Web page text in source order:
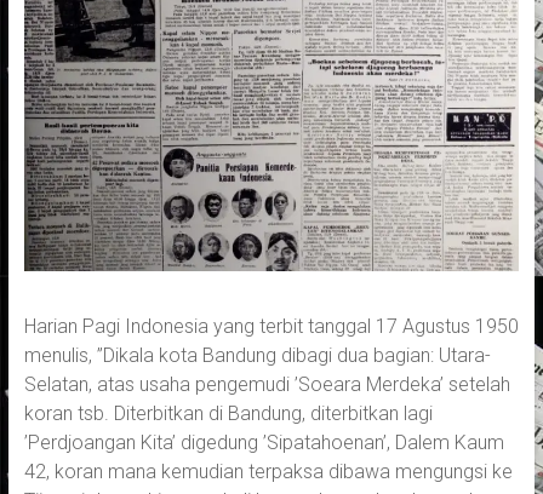
Harian Pagi Indonesia yang terbit tanggal 17 Agustus 1950
menulis, ”Dikala kota Bandung dibagi dua bagian: Utara-
Selatan, atas usaha pengemudi ’Soeara Merdeka’ setelah
koran tsb. Diterbitkan di Bandung, diterbitkan lagi
’Perdjoangan Kita’ digedung ’Sipatahoenan’, Dalem Kaum
42, koran mana kemudian terpaksa dibawa mengungsi ke